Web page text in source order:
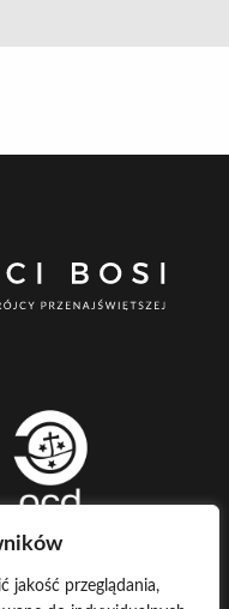
jakość przeglądania,